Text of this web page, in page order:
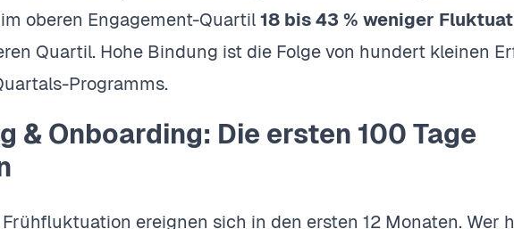
oberen Engagement-Quartil18 bis 43 % weniger
Quartil. Hohe Bindung ist die Folge von hundert kleinen
Programms.
& Onboarding: Die ersten 100 Tage
ereignen sich in den ersten 12 Monaten. Wer